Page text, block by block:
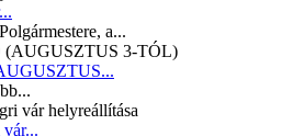
a...
vár...